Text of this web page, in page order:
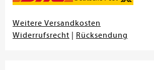
Weitere Versandkosten
Widerrufsrecht
Rücksendung